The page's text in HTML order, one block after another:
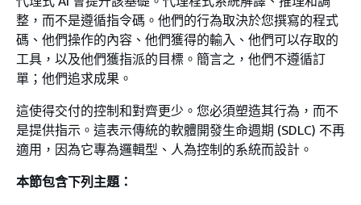
整，而不是遵循指令碼。他們的行為取決於您撰寫的程式
碼、他們操作的內容、他們獲得的輸入、他們可以存取的
工具，以及他們獲指派的目標。簡言之，他們不遵循訂
單；他們追求成果。
這使得交付的控制和對齊更少。您必須塑造其行為，而不
是提供指示。這表示傳統的軟體開發生命週期 (SDLC) 不再
適用，因為它專為邏輯型、人為控制的系統而設計。
本節包含下列主題：